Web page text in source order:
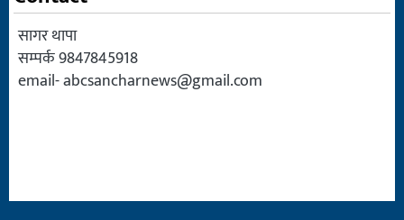
सागर थापा
सम्पर्क 9847845918
email-abcsancharnews@gmail.com